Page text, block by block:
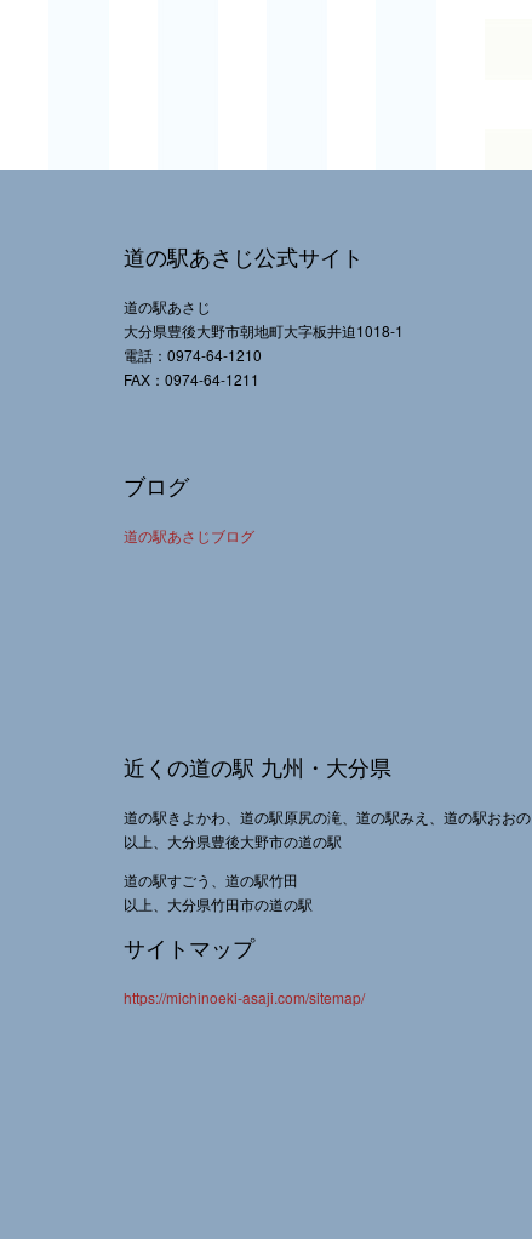
道の駅あさじ公式サイト
道の駅あさじ
大分県豊後大野市朝地町大字板井迫1018-1
電話：0974-64-1210
FAX：0974-64-1211
ブログ
道の駅あさじブログ
近くの道の駅 九州・大分県
道の駅きよかわ、道の駅原尻の滝、道の駅みえ、道の駅おおの
以上、大分県豊後大野市の道の駅
道の駅すごう、道の駅竹田
以上、大分県竹田市の道の駅
サイトマップ
https://michinoeki-asaji.com/sitemap/